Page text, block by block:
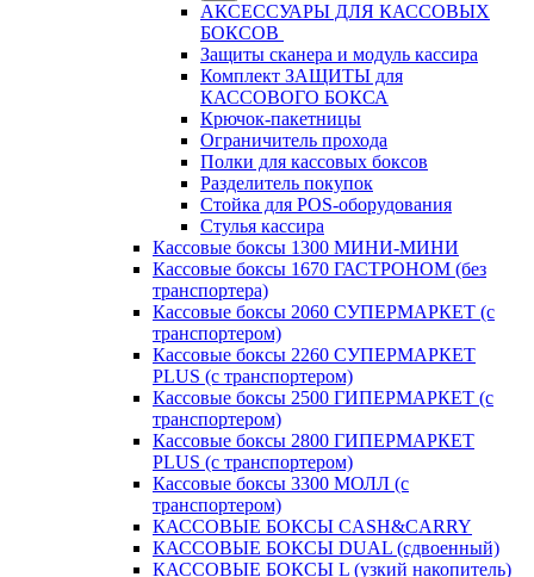
АКСЕССУАРЫ ДЛЯ КАССОВЫХ
БОКСОВ
Защиты сканера и модуль кассира
Комплект ЗАЩИТЫ для
КАССОВОГО БОКСА
Крючок-пакетницы
Ограничитель прохода
Полки для кассовых боксов
Разделитель покупок
Стойка для POS-оборудования
Стулья кассира
Кассовые боксы 1300 МИНИ-МИНИ
Кассовые боксы 1670 ГАСТРОНОМ (без
транспортера)
Кассовые боксы 2060 СУПЕРМАРКЕТ (с
транспортером)
Кассовые боксы 2260 СУПЕРМАРКЕТ
PLUS (с транспортером)
Кассовые боксы 2500 ГИПЕРМАРКЕТ (с
транспортером)
Кассовые боксы 2800 ГИПЕРМАРКЕТ
PLUS (с транспортером)
Кассовые боксы 3300 МОЛЛ (с
транспортером)
КАССОВЫЕ БОКСЫ CASH&CARRY
КАССОВЫЕ БОКСЫ DUAL (сдвоенный)
КАССОВЫЕ БОКСЫ L (узкий накопитель)